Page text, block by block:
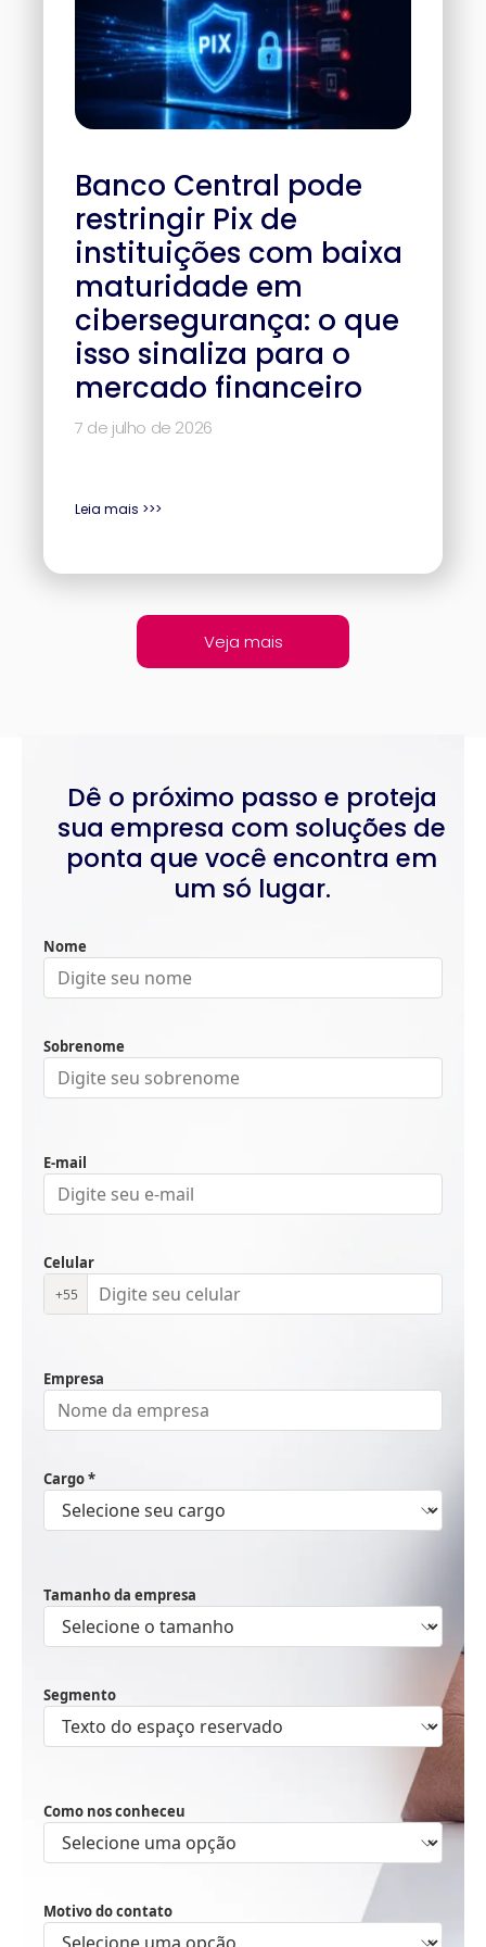
Banco Central pode
restringir Pix de
instituições com baixa
maturidade em
cibersegurança: o que
isso sinaliza para o
mercado financeiro
7 de julho de 2026
Leia mais >>>
Veja mais
Dê o próximo passo e proteja
sua empresa com soluções de
ponta que você encontra em
um só lugar.
Nome
Sobrenome
E-mail
Celular
+55
Empresa
Cargo *
Tamanho da empresa
Segmento
Como nos conheceu
Motivo do contato